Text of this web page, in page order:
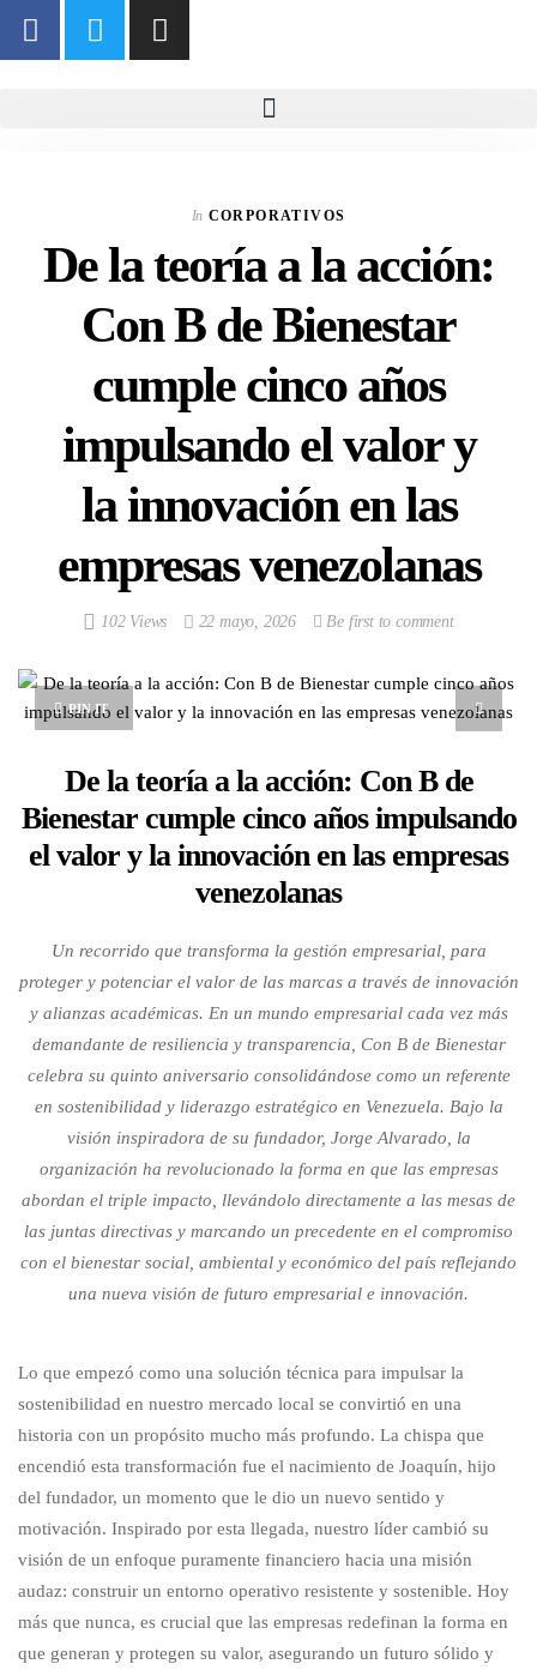
In CORPORATIVOS
De la teoría a la acción:
Con B de Bienestar
cumple cinco años
impulsando el valor y
la innovación en las
empresas venezolanas
102 Views 22 mayo, 2026 Be first to comment
PIN IT
De la teoría a la acción: Con B de
Bienestar cumple cinco años impulsando
el valor y la innovación en las empresas
venezolanas
Un recorrido que transforma la gestión empresarial, para
proteger y potenciar el valor de las marcas a través de innovación
y alianzas académicas. En un mundo empresarial cada vez más
demandante de resiliencia y transparencia, Con B de Bienestar
celebra su quinto aniversario consolidándose como un referente
en sostenibilidad y liderazgo estratégico en Venezuela. Bajo la
visión inspiradora de su fundador, Jorge Alvarado, la
organización ha revolucionado la forma en que las empresas
abordan el triple impacto, llevándolo directamente a las mesas de
las juntas directivas y marcando un precedente en el compromiso
con el bienestar social, ambiental y económico del país reflejando
una nueva visión de futuro empresarial e innovación.
Lo que empezó como una solución técnica para impulsar la
sostenibilidad en nuestro mercado local se convirtió en una
historia con un propósito mucho más profundo. La chispa que
encendió esta transformación fue el nacimiento de Joaquín, hijo
del fundador, un momento que le dio un nuevo sentido y
motivación. Inspirado por esta llegada, nuestro líder cambió su
visión de un enfoque puramente financiero hacia una misión
audaz: construir un entorno operativo resistente y sostenible. Hoy
más que nunca, es crucial que las empresas redefinan la forma en
que generan y protegen su valor, asegurando un futuro sólido y